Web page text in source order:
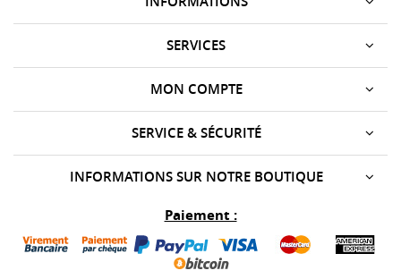
SERVICES
SERVICE & SÉCURITÉ
MON COMPTE
INFORMATIONS SUR NOTRE BOUTIQUE
Paiement :